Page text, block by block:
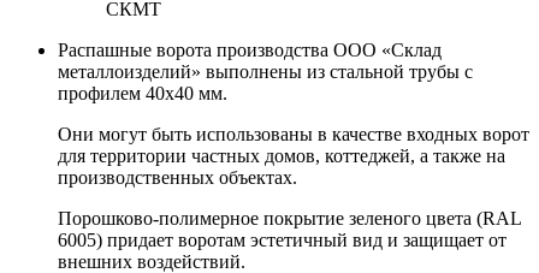
СКМТ
Распашные ворота производства ООО «Склад
металлоизделий» выполнены из стальной трубы с
профилем 40х40 мм.
Они могут быть использованы в качестве входных ворот
для территории частных домов, коттеджей, а также на
производственных объектах.
Порошково-полимерное покрытие зеленого цвета (RAL
6005) придает воротам эстетичный вид и защищает от
внешних воздействий.